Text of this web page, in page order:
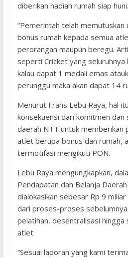
diberikan hadiah rumah siap huni.
“Pemerintah telah memutuskan
bonus rumah kepada semua
perorangan maupun beregu.
seperti Cricket yang
kalau dapat 1 medali emas
perunggu maka akan dapat 14
Menurut Frans Lebu Raya, hal
konsekuensi dari komitmen dan
daerah NTT untuk memberikan
atlet berupa bonus dan rumah,
termotifasi mengikuti PON.
Lebu Raya mengungkapkan,
Pendapatan dan Belanja
dialokasikan sebesar Rp 9
dari proses-proses
pelatihan, desentralisasi hingga
atlet.
“Sesuai laporan yang kami